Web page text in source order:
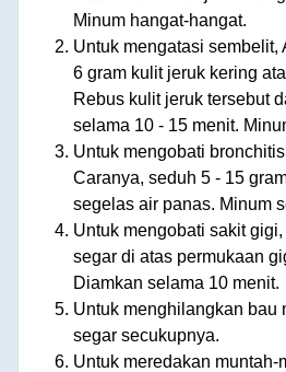
Minum hangat-hangat.
Untuk mengatasi sembelit,
6 gram kulit jeruk kering
Rebus kulit jeruk tersebut
selama 10 - 15 menit.
Untuk mengobati
Caranya, seduh 5 - 15
segelas air panas. Minum
Untuk mengobati sakit
segar di atas permukaan
Diamkan selama 10 menit.
Untuk menghilangkan bau
segar secukupnya.
Untuk meredakan muntah-